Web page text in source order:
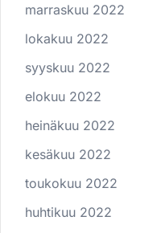
marraskuu 2022
lokakuu 2022
syyskuu 2022
elokuu 2022
heinäkuu 2022
kesäkuu 2022
toukokuu 2022
huhtikuu 2022